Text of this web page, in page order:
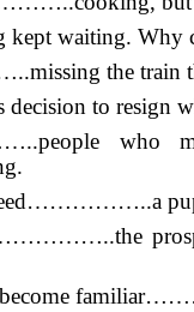
waiting.
the
to resign
who
become